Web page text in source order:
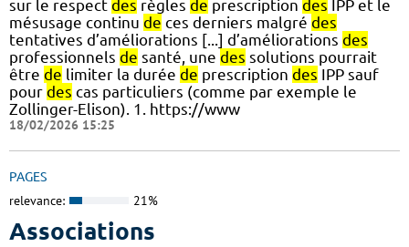
sur le respect des règles de prescription des IPP et le
mésusage continu de ces derniers malgré des
tentatives d’améliorations [...] d’améliorations des
professionnels de santé, une des solutions pourrait
être de limiter la durée de prescription des IPP sauf
pour des cas particuliers (comme par exemple le
Zollinger-Elison). 1. https://www
18/02/2026 15:25
PAGES
relevance: 21%
Associations